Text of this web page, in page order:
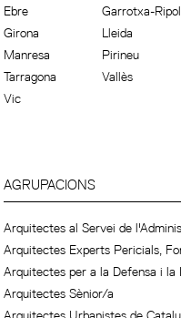
Ebre
Garrotxa-
Girona
Lleida
Manresa
Pirineu
Tarragona
Vallès
Vic
AGRUPACIONS
Arquitectes al Servei de
Arquitectes Experts Pericials,
Arquitectes per a la Defensa i
Arquitectes Sènior/a